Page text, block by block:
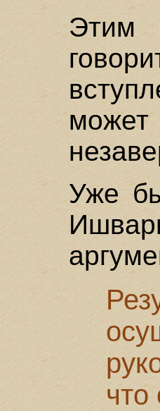
Этим
Уже
что